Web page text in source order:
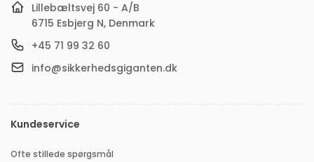
Lillebæltsvej 60 - A/B
6715 Esbjerg N, Denmark
+45 71 99 32 60
info@sikkerhedsgiganten.dk
Kundeservice
Ofte stillede spørgsmål